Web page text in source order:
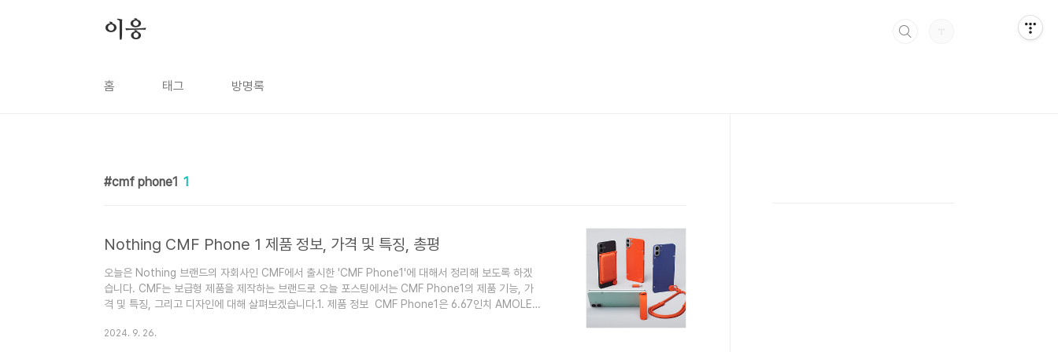
이응
홈 태그 방명록
cmf phone1 1
Nothing CMF Phone 1 제품 정보, 가격 및 특징, 총평
오늘은 Nothing 브랜드의 자회사인 CMF에서 출시한 'CMF Phone1'에 대해서 정리해 보도록 하겠
습니다. CMF는 보급형 제품을 제작하는 브랜드로 오늘 포스팅에서는 CMF Phone1의 제품 기능, 가
격 및 특징, 그리고 디자인에 대해 살펴보겠습니다.1. 제품 정보 CMF Phone1은 6.67인치 AMOLED
해상도(2400 x 1080)를 지원하며, 120Hz의 주사율을 제공합니다. 이는 부드러운 스크롤링과 반응
2024. 9. 26.